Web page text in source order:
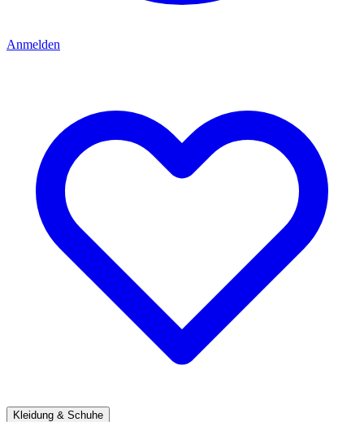
Anmelden
Kleidung & Schuhe